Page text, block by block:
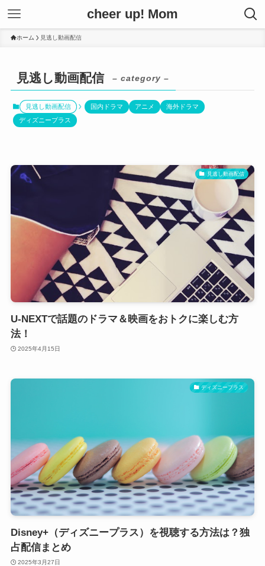
cheer up! Mom
ホーム 見逃し動画配信
見逃し動画配信 – category –
見逃し動画配信 国内ドラマ アニメ
海外ドラマ
ディズニープラス
見逃し動画配信
U-NEXTで話題のドラマ＆映画をおトクに楽しむ方
法！
2025年4月15日
ディズニープラス
Disney+（ディズニープラス）を視聴する方法は？独
占配信まとめ
2025年3月27日